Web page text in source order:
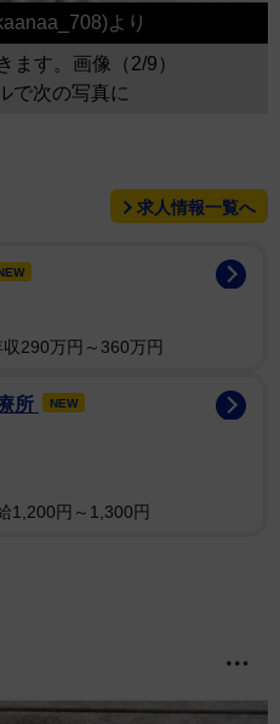
より
ます。画像（2/9）
で次の写真に
求人情報一覧へ
290万円～360万円
所 NEW
1,200円～1,300円